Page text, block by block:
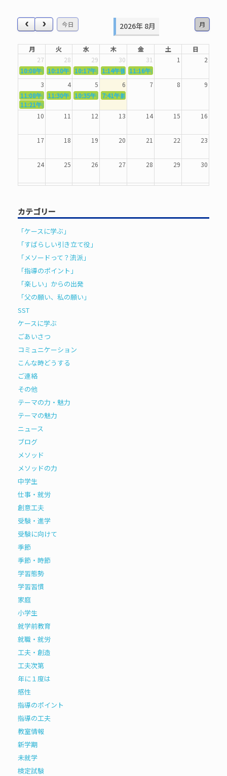
今日 月
2026年 8月
月 火 水 木 金 土
日
27
28 29 30 31 1
2
10:08午前
5362．～国語力を〜
10:10午前5363．～自信を〜
10:17午前 5364．～信じて待つ〜
1:14午後 5365．～計画的に〜
11:16午前
3
4 5 6 7 8
9
11:08午前
5367．～機能を育てる〜
11:30午前5369．～歌唱造形〜
10:35午前 5370．～バランスを〜
7:41午前
11:21午前
10
11 12 13 14 15 16
17 18 19 20 21 22 23
24 25 26 27 28 29 30
31 1 2 3 4 5 6
カテゴリー
「ケースに学ぶ」
「すばらしい引き立て役」
「メソードって？流派」
「指導のポイント」
「楽しい」からの出発
「父の願い、私の願い」
SST
ケースに学ぶ
ごあいさつ
コミュニケーション
こんな時どうする
ご連絡
その他
テーマの力・魅力
テーマの魅力
ニュース
ブログ
メソッド
メソッドの力
中学生
仕事・就労
創意工夫
受験・進学
受験に向けて
季節
季節・時節
学習態勢
学習習慣
家庭
小学生
就学前教育
就職・就労
工夫・創造
工夫次第
年に１度は
感性
指導のポイント
指導の工夫
教室情報
新学期
未就学
検定試験